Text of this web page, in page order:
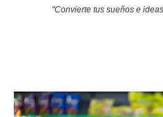
"Convierte tus sueños e